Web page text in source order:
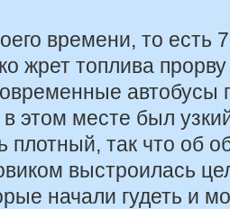
времени, то есть
жрет топлива
автобусы
в этом месте был
плотный, так что об
выстроилась
начали гудеть и